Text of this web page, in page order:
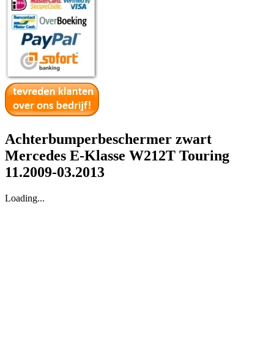
Achterbumperbeschermer zwart
Mercedes E-Klasse W212T Touring
11.2009-03.2013
Loading...